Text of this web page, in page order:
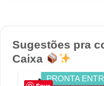
Sugestões pra
Caixa
PRONTA